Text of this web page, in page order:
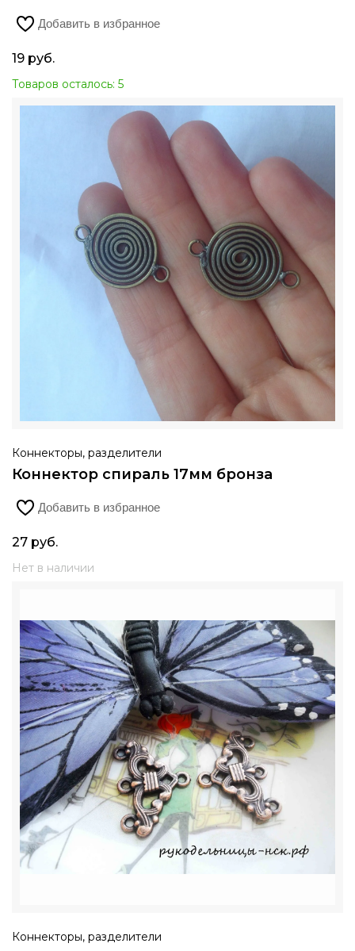
Добавить в избранное
19 руб.
Товаров осталось: 5
Коннекторы, разделители
Коннектор спираль 17мм бронза
Добавить в избранное
27 руб.
Нет в наличии
Коннекторы, разделители